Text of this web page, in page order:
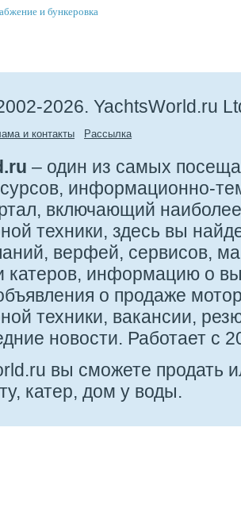
и бункеровка
2026. YachtsWorld.ru
и контакты Рассылка
– один из самых
информационно-
включающий
техники, здесь вы
верфей, сервисов,
катеров, информацию о
о продаже
техники, вакансии,
новости. Работает с
вы сможете продать
катер, дом у воды.